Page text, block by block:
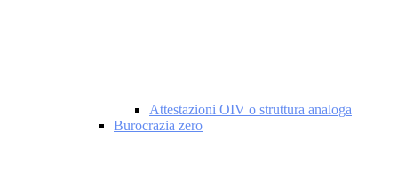
Attestazioni OIV o struttura analoga
Burocrazia zero